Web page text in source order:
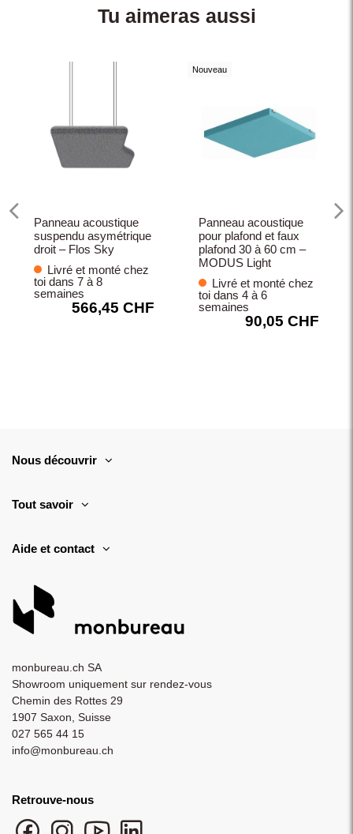
Tu aimeras aussi
Panneau acoustique
suspendu asymétrique
droit – Flos Sky
Livré et monté chez
toi dans 7 à 8
semaines
566,45 CHF
Nouveau
Panneau acoustique
pour plafond et faux
plafond 30 à 60 cm –
MODUS Light
Livré et monté chez
toi dans 4 à 6
semaines
90,05 CHF
Nous découvrir
Tout savoir
Aide et contact
monbureau.ch SA
Showroom uniquement sur rendez-vous
Chemin des Rottes 29
1907 Saxon, Suisse
027 565 44 15
info@monbureau.ch
Retrouve-nous
Facebook monbureau
Instagram monbureau
YouTube monbureau